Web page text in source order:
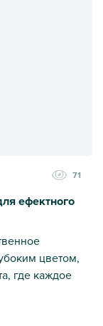
71
ефектного
цветом,
где каждое